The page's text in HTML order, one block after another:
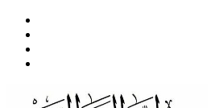
Перейти
содержимому